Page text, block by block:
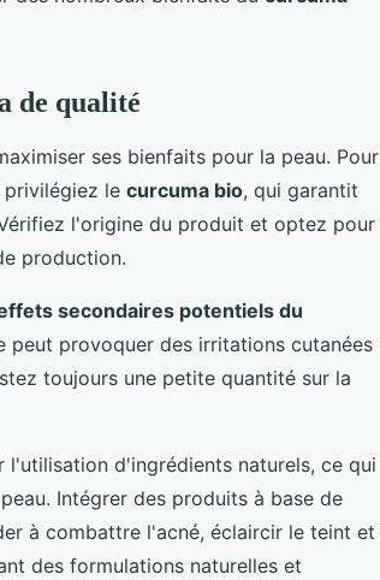
de qualité
ses bienfaits pour la peau. Pour
privilégiez le curcuma bio, qui garantit
l'origine du produit et optez pour
production.
secondaires potentiels du
peut provoquer des irritations cutanées
toujours une petite quantité sur la
l'utilisation d'ingrédients naturels, ce qui
Intégrer des produits à base de
à combattre l'acné, éclaircir le teint et
des formulations naturelles et